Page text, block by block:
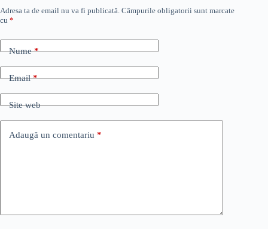
Adresa ta de email nu va fi publicată. Câmpurile obligatorii sunt marcate
cu *
Nume*
Email*
Site web
Adaugă un comentariu *